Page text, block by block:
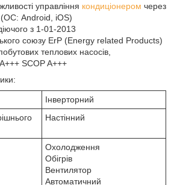
управління кондиціонером через
Android, iOS)
з 1-01-2013
союзу ErP (Energy related Products)
теплових насосів,
SCOP A+++
Інверторний
Настінний
Охолодження
Обігрів
Вентилятор
Автоматичний